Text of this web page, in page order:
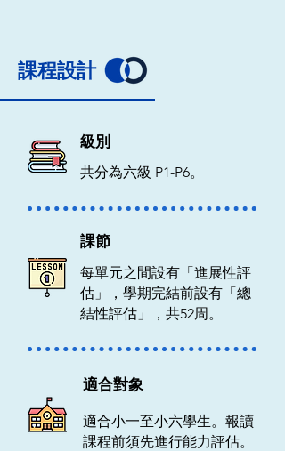
​課程設計
級別
​共分為六級 P1-P6。
課節
每單元之間設有「進展性評
估」，學期完結前設有「總
結性評估」，共52周。
適合對象
適合小一至小六學生。報讀
課程前須先進行能力評估。